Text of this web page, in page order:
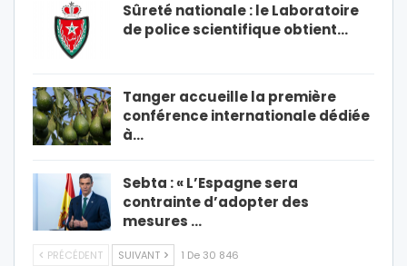
Sûreté nationale : le Laboratoire
de police scientifique obtient…
Tanger accueille la première
conférence internationale dédiée
à…
Sebta : « L’Espagne sera
contrainte d’adopter des
mesures …
PRÉCÉDENT SUIVANT 1 De 30 846